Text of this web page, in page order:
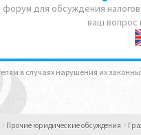
для обсуждения
ваш вопрос
в случаях нарушения их
Прочие юридические обсуждения